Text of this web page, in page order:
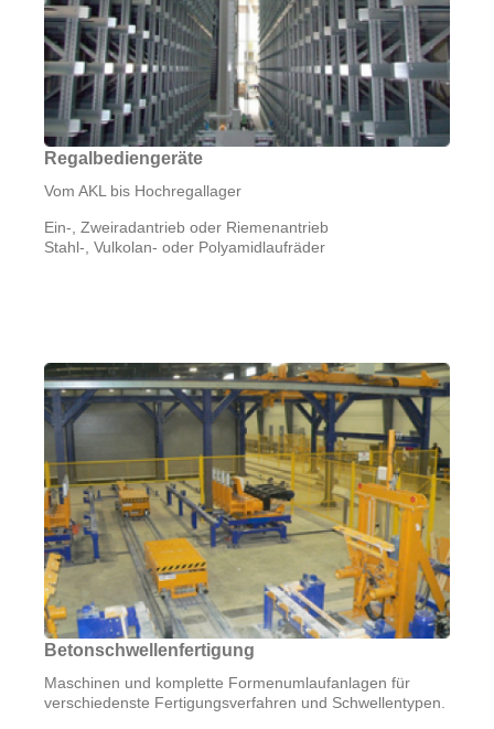
Regalbediengeräte
Vom AKL bis Hochregallager
Ein-, Zweiradantrieb oder Riemenantrieb
Stahl-, Vulkolan- oder Polyamidlaufräder
Betonschwellenfertigung
Maschinen und komplette Formenumlaufanlagen für
verschiedenste Fertigungsverfahren und Schwellentypen.